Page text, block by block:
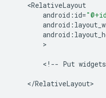
<RelativeLayout
android : id=
android :
android :
>
< !-- Put widgets
</RelativeLayout>